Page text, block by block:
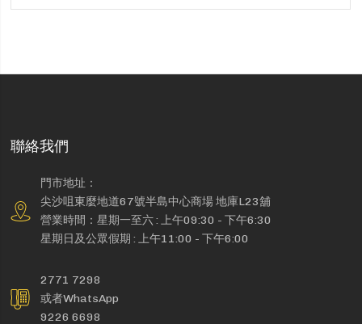
聯絡我們
門市地址：
尖沙咀東麼地道67號半島中心商場 地庫L23舖
營業時間：星期一至六 : 上午09:30 - 下午6:30
星期日及公眾假期 : 上午11:00 - 下午6:00
2771 7298
或者WhatsApp
9226 6698